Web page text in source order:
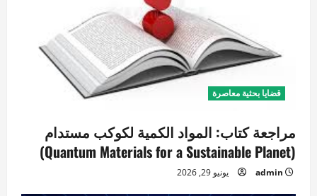
قضايا بحثية معاصرة
مراجعة كتاب: المواد الكمية لكوكب مستدام
(Quantum Materials for a Sustainable Planet)
admin يونيو 29, 2026